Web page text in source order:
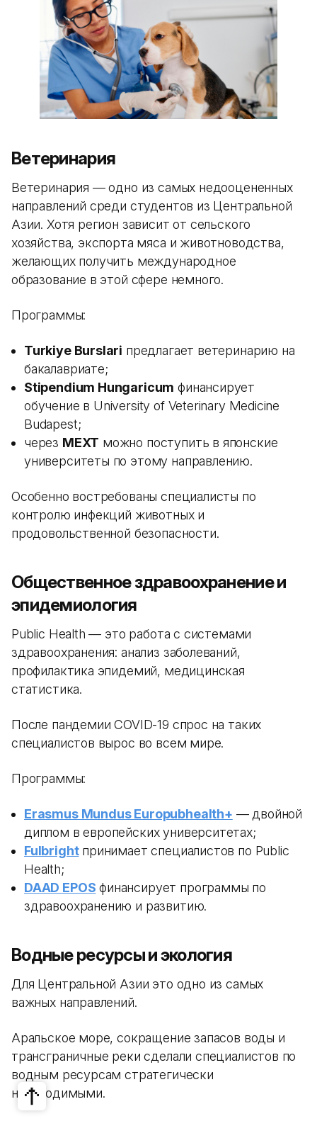
Ветеринария
Ветеринария — одно из самых недооцененных
направлений среди студентов из Центральной
Азии. Хотя регион зависит от сельского
хозяйства, экспорта мяса и животноводства,
желающих получить международное
образование в этой сфере немного.
Программы:
Turkiye Burslari предлагает ветеринарию на
бакалавриате;
Stipendium Hungaricum финансирует
обучение в University of Veterinary Medicine
Budapest;
через MEXT можно поступить в японские
университеты по этому направлению.
Особенно востребованы специалисты по
контролю инфекций животных и
продовольственной безопасности.
Общественное здравоохранение и
эпидемиология
Public Health — это работа с системами
здравоохранения: анализ заболеваний,
профилактика эпидемий, медицинская
статистика.
После пандемии COVID-19 спрос на таких
специалистов вырос во всем мире.
Программы:
Erasmus Mundus Europubhealth+ — двойной
диплом в европейских университетах;
Fulbrightпринимает специалистов по Public
Health;
DAAD EPOS финансирует программы по
здравоохранению и развитию.
Водные ресурсы и экология
Для Центральной Азии это одно из самых
важных направлений.
Аральское море, сокращение запасов воды и
трансграничные реки сделали специалистов по
водным ресурсам стратегически
необходимыми.